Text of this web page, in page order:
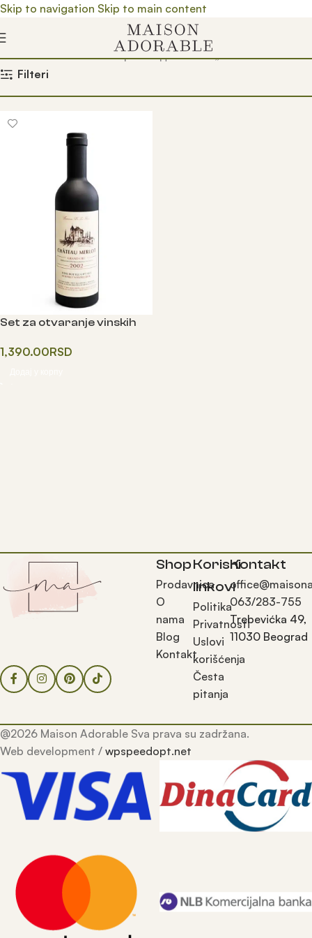
Skip to navigation Skip to main content
Почетна/ Prodavnica/ Производ oзначен „otvarac za boce“
Filteri
Set za otvaranje vinskih
1,390.00RSD
Shop
Prodavnica
O
nama
Blog
Kontakt
Korisni
linkovi
Politika
Privatnosti
Uslovi
korišćenja
Česta
pitanja
Kontakt
063/283-755
Trebevićka 49,
11030 Beograd
@2026 Maison Adorable Sva prava su zadržana.
Web development / wpspeedopt.net